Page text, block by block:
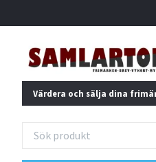
Värdera och sälja dina